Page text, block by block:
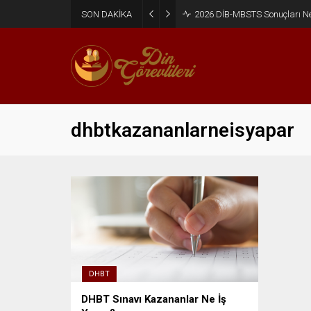
SON DAKİKA 2026 DİB-MBSTS Sonuçları
dhbtkazananlarneisyapar
DHBT
DHBT Sınavı Kazananlar Ne İş